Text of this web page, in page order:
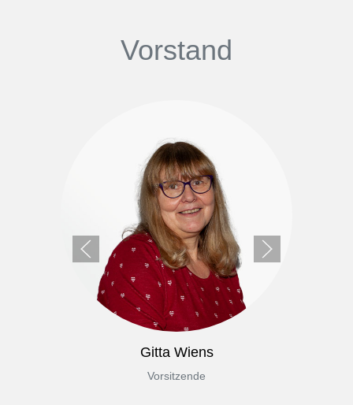
Vorstand
Gitta Wiens
Vorsitzende